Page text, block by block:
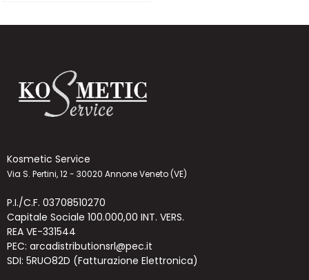
Kosmetic Service
Via S. Pertini, 12 - 30020 Annone Veneto (VE)
P.I./C.F. 03708510270
Capitale Sociale 100.000,00 INT. VERS.
REA VE-331544
PEC: arcadistributionsrl@pec.it
SDI: 5RUO82D (Fatturazione Elettronica)